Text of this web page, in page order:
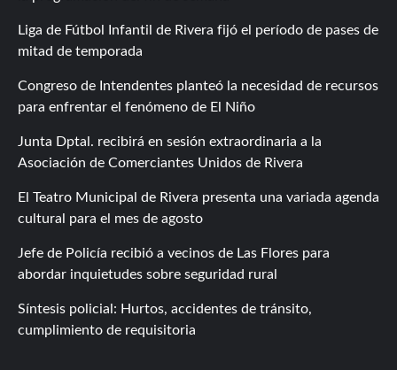
Liga de Fútbol Infantil de Rivera fijó el período de pases de
mitad de temporada
Congreso de Intendentes planteó la necesidad de recursos
para enfrentar el fenómeno de El Niño
Junta Dptal. recibirá en sesión extraordinaria a la
Asociación de Comerciantes Unidos de Rivera
El Teatro Municipal de Rivera presenta una variada agenda
cultural para el mes de agosto
Jefe de Policía recibió a vecinos de Las Flores para
abordar inquietudes sobre seguridad rural
Síntesis policial: Hurtos, accidentes de tránsito,
cumplimiento de requisitoria